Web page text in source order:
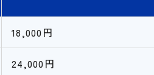
18,000円
24,000円